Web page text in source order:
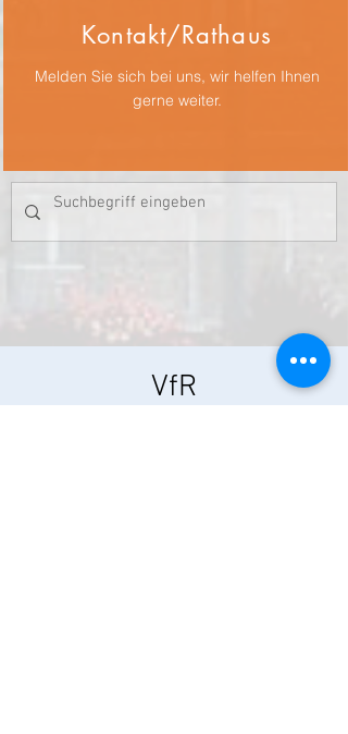
Kontakt/Rathaus
Melden Sie sich bei uns, wir helfen Ihnen
gerne weiter.
VfR